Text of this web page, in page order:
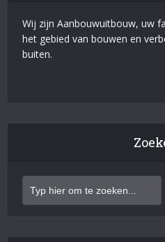
Wij zijn Aanbouwuitbouw, uw
het gebied van bouwen en
buiten.